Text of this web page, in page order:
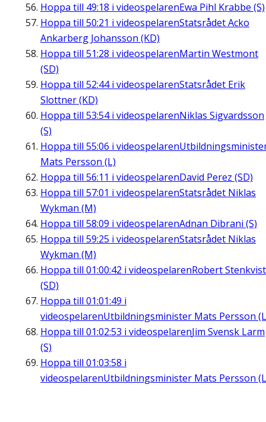
Hoppa till 49:18 i videospelarenEwa Pihl Krabbe (S)
Hoppa till 50:21 i videospelarenStatsrådet Acko
Ankarberg Johansson (KD)
Hoppa till 51:28 i videospelarenMartin Westmont
(SD)
Hoppa till 52:44i videospelarenStatsrådet Erik
Slottner (KD)
Hoppa till 53:54i videospelarenNiklas Sigvardsson
(S)
Hoppa till 55:06 i videospelaren
Mats Persson (L)
Hoppa till 56:11 i videospelarenDavid Perez (SD)
Hoppa till 57:01 i videospelarenStatsrådet Niklas
Wykman (M)
Hoppa till 58:09 i videospelarenAdnan Dibrani (S)
Hoppa till 59:25 i videospelarenStatsrådet Niklas
Wykman (M)
Hoppa till 01:00:42 i videospelarenRobert Stenkvist
(SD)
Hoppa till 01:01:49 i
videospelarenUtbildningsminister Mats Persson
Hoppa till 01:02:53 i videospelarenJim Svensk Larm
(S)
Hoppa till 01:03:58 i
videospelarenUtbildningsminister Mats Persson